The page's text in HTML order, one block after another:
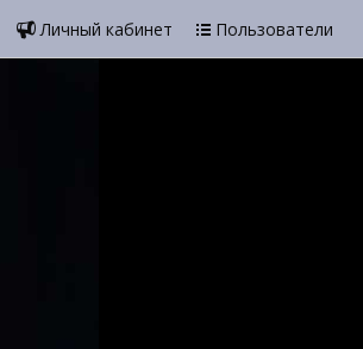
Личный кабинет Пользователи